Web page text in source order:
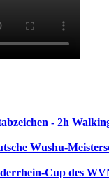
- 2h
Wushu-
Cup des